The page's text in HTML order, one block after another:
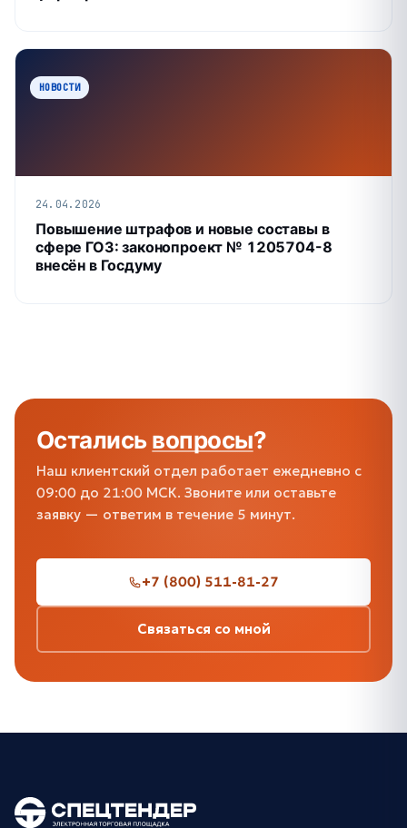
НОВОСТИ
24.04.2026
Повышение штрафов и новые составы в
сфере ГОЗ: законопроект № 1205704-8
внесён в Госдуму
Осталисьвопросы?
Наш клиентский отдел работает ежедневно с
09:00 до 21:00 МСК. Звоните или оставьте
заявку — ответим в течение 5 минут.
+7 (800) 511-81-27
Связаться со мной